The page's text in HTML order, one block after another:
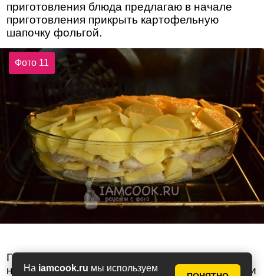
На iamcook.ru мы используем
приготовления блюда предлагаю в начале
приготовления прикрыть картофельную
шапочку фольгой.
Фото 11
Готовность блюда определяется с помощью
ножа. Проколите картофельный слой ножом, и